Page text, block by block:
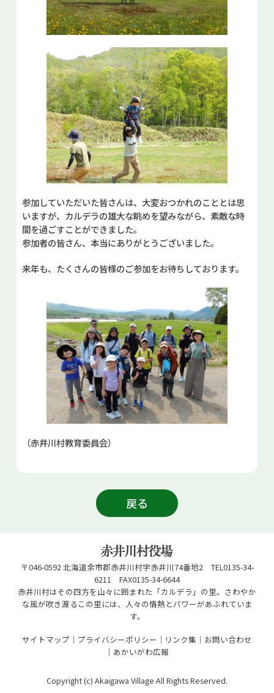
参加していただいた皆さんは、大変おつかれのこととは思
いますが、カルデラの雄大な眺めを望みながら、素敵な時
間を過ごすことができました。
参加者の皆さん、本当にありがとうございました。
来年も、たくさんの皆様のご参加をお待ちしております。
（赤井川村教育委員会）
戻る
〒046-0592 北海道余市郡赤井川村字赤井川74番地2 TEL0135-34-
6211 FAX0135-34-6644
赤井川村はその四方を山々に囲まれた「カルデラ」の里。さわやか
な風が吹き渡るこの里には、人々の情熱とパワーがあふれていま
す。
サイトマップ
プライバシーポリシー リンク集
お問い合わせ
あかいがわ広報
Copyright (c) Akaigawa Village All Rights Reserved.